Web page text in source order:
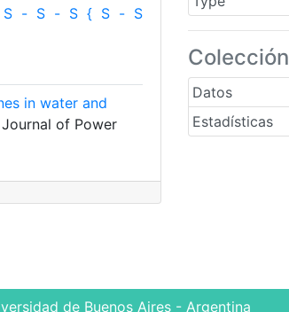
Colección
Datos
Estadísticas
S - S - S { S - S
in water and
Journal of Power
de Buenos Aires - Argentina